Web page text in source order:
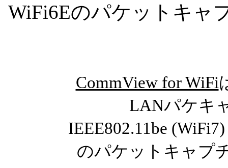
WiFi6Eのパケットキャ
CommView for WiFi
LANパケキ
IEEE802.11be
のパケットキャプ